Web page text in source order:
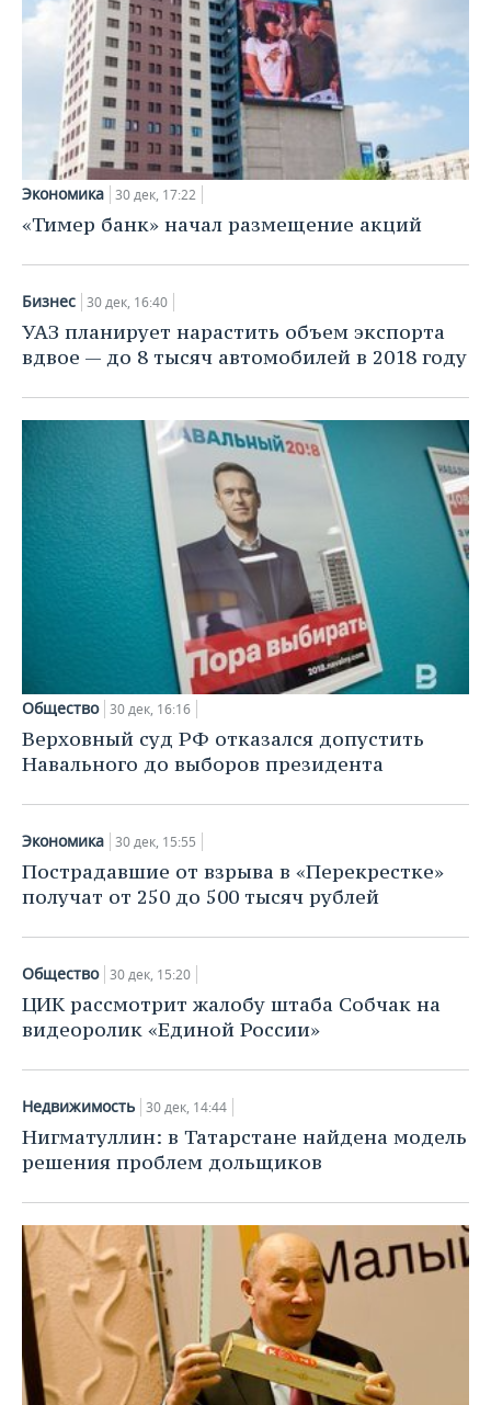
Экономика 30 дек, 17:22
«Тимер банк» начал размещение акций
Бизнес 30 дек, 16:40
УАЗ планирует нарастить объем экспорта
вдвое — до 8 тысяч автомобилей в 2018 году
Общество 30 дек, 16:16
Верховный суд РФ отказался допустить
Навального до выборов президента
Экономика 30 дек, 15:55
Пострадавшие от взрыва в «Перекрестке»
получат от 250 до 500 тысяч рублей
Общество 30 дек, 15:20
ЦИК рассмотрит жалобу штаба Собчак на
видеоролик «Единой России»
Недвижимость 30 дек, 14:44
Нигматуллин: в Татарстане найдена модель
решения проблем дольщиков